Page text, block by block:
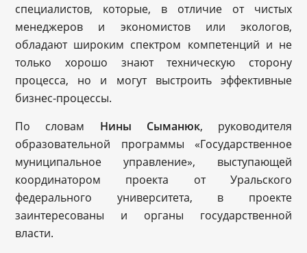
специалистов, которые, в отличие от чистых
менеджеров и экономистов или экологов,
обладают широким спектром компетенций и не
только хорошо знают техническую сторону
процесса, но и могут выстроить эффективные
бизнес-процессы.
По словам Нины Сыманюк, руководителя
образовательной программы «Государственное
муниципальное управление», выступающей
координатором проекта от Уральского
федерального университета, в проекте
заинтересованы и органы государственной
власти.